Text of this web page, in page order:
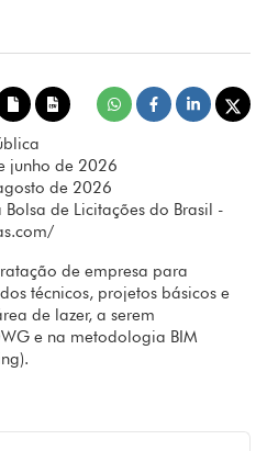
junho de 2026
de 2026
de Licitações do Brasil -
de empresa para
técnicos, projetos básicos e
de lazer, a serem
e na metodologia BIM